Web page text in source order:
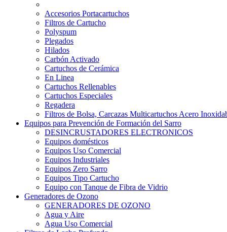
Accesorios Portacartuchos
Filtros de Cartucho
Polyspum
Plegados
Hilados
Carbón Activado
Cartuchos de Cerámica
En Linea
Cartuchos Rellenables
Cartuchos Especiales
Regadera
Filtros de Bolsa, Carcazas Multicartuchos Acero
Equipos para Prevención de Formación del Sarro
DESINCRUSTADORES ELECTRONICOS
Equipos domésticos
Equipos Uso Comercial
Equipos Industriales
Equipos Zero Sarro
Equipos Tipo Cartucho
Equipo con Tanque de Fibra de Vidrio
Generadores de Ozono
GENERADORES DE OZONO
Agua y Aire
Agua Uso Comercial